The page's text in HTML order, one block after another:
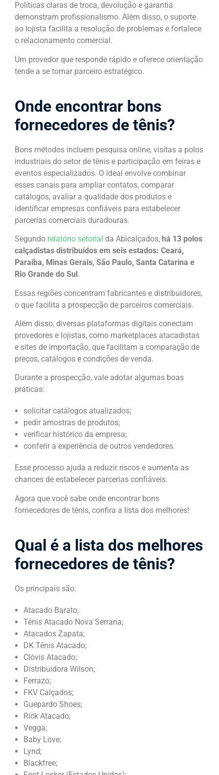
Políticas claras de troca, devolução e garantia
demonstram profissionalismo. Além disso, o suporte
ao lojista facilita a resolução de problemas e fortalece
o relacionamento comercial.
Um provedor que responde rápido e oferece orientação
tende a se tornar parceiro estratégico.
Onde encontrar bons
fornecedores de tênis?
Bons métodos incluem pesquisa online, visitas a polos
industriais do setor de tênis e participação em feiras e
eventos especializados. O ideal envolve combinar
esses canais para ampliar contatos, comparar
catálogos, avaliar a qualidade dos produtos e
identificar empresas confiáveis para estabelecer
parcerias comerciais duradouras.
Segundo relatório setorial da Abicalçados, há 13 polos
calçadistas distribuídos em seis estados: Ceará,
Paraíba, Minas Gerais, São Paulo, Santa Catarina e
Rio Grande do Sul .
Essas regiões concentram fabricantes e distribuidores,
o que facilita a prospecção de parceiros comerciais.
Além disso, diversas plataformas digitais conectam
provedores e lojistas, como marketplaces atacadistas
e sites de importação, que facilitam a comparação de
preços, catálogos e condições de venda.
Durante a prospecção, vale adotar algumas boas
práticas:
solicitar catálogos atualizados;
pedir amostras de produtos;
verificar histórico da empresa;
conferir a experiência de outros vendedores.
Esse processo ajuda a reduzir riscos e aumenta as
chances de estabelecer parcerias confiáveis.
Agora que você sabe onde encontrar bons
fornecedores de tênis, confira a lista dos melhores!
Qual é a lista dos melhores
fornecedores de tênis?
Os principais são:
Atacado Barato;
Tênis Atacado Nova Serrana;
Atacados Zapata;
DK Tênis Atacado;
Clóvis Atacado;
Distribuidora Wilson;
Ferrazo;
FKV Calçados;
Guepardo Shoes;
Rick Atacado;
Vegga;
Baby Love;
Lynd;
Blackfree;